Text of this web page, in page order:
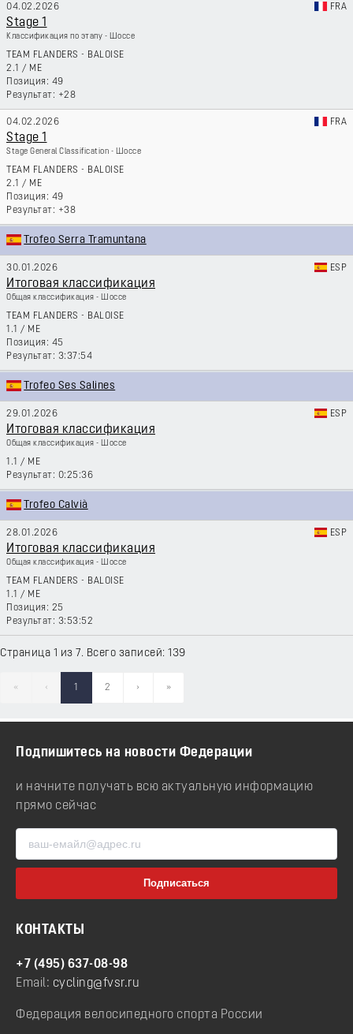
04.02.2026 FRA
Stage 1
Классификация по этапу - Шоссе
TEAM FLANDERS - BALOISE
2.1 / ME
49
+28
04.02.2026 FRA
Stage 1
Stage General Classification - Шоссе
TEAM FLANDERS - BALOISE
2.1 / ME
49
+38
Trofeo Serra Tramuntana
30.01.2026 ESP
Итоговая классификация
Общая классификация - Шоссе
TEAM FLANDERS - BALOISE
1.1 / ME
45
3:37:54
Trofeo Ses Salines
29.01.2026 ESP
Итоговая классификация
Общая классификация - Шоссе
1.1 / ME
0:25:36
Trofeo Calvià
28.01.2026 ESP
Итоговая классификация
Общая классификация - Шоссе
TEAM FLANDERS - BALOISE
1.1 / ME
25
3:53:52
Страница 1 из 7. Всего записей: 139
« ‹ 1 2 › »
Подпишитесь на новости Федерации
и начните получать всю актуальную информацию
прямо сейчас
КОНТАКТЫ
+7 (495) 637-08-98
Email: cycling@fvsr.ru
Федерация велосипедного спорта России